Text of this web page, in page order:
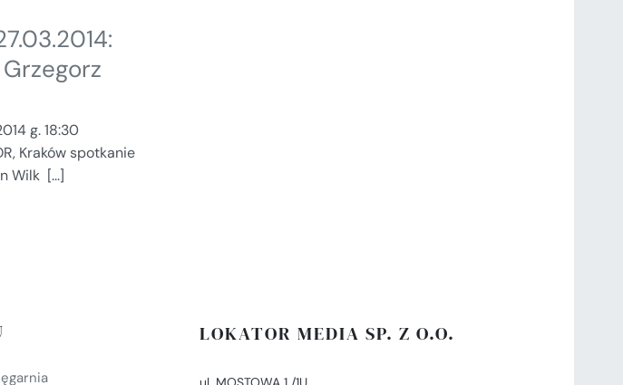
Grzegorz
g. 18:30
Kraków spotkanie
Wilk [...]
LOKATOR MEDIA SP. Z O.O.